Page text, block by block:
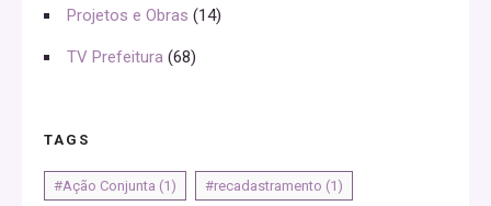
Projetos e Obras (14)
TV Prefeitura (68)
TAGS
#Ação Conjunta (1) #recadastramento (1)